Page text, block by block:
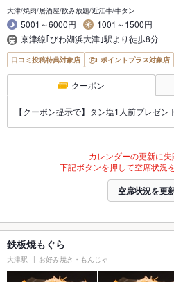
大津/焼肉/居酒屋/飲み放題/近江牛/牛タン
5001～6000円
1001～1500円
京津線｢びわ湖浜大津｣駅より徒歩8分
口コミ投稿特典対象店 ポイントプラス対象店
クーポン
【クーポン提示で】タン塩1人前プレゼン
カレンダーの更新に失
下記ボタンを押して空席状況
空席状況を更
鉄板焼もぐら
大津駅 お好み焼き・もんじゃ